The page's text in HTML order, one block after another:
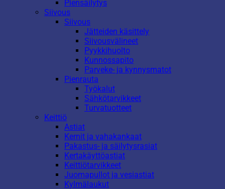
Piensäilytys
Siivous
Siivous
Jätteiden käsittely
Siivousvälineet
Pyykkihuolto
Kunnossapito
Parveke- ja kynnysmatot
Pienrauta
Työkalut
Sähkötarvikkeet
Turvatuotteet
Keittiö
Astiat
Kernit ja vahakankaat
Pakastus- ja säilytysrasiat
Kertakäyttöastiat
Keittiötarvikkeet
Juomapullot ja vesiastiat
Kylmälaukut